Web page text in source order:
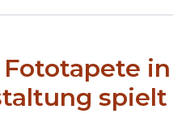
in
spielt